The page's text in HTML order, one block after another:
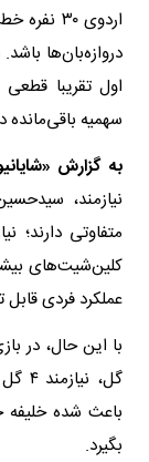
اردوی
دروازه‌بان‌ها
اول تقریبا
سهمیه باقی‌مانده
به گزارش
نیازمند،
متفاوتی دارند؛
کلین‌شیت‌های
عملکرد فردی
باعث شده خلیفه
بگیرد.